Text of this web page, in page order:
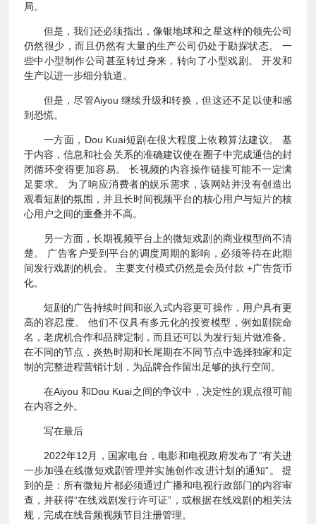
局。
但是，我们还必须指出，像银地球和之星这样的领先公司
仍然很少，而且仍然有大量的生产公司仍处于勘探状态。 一
些中小型制作公司甚至转过身来，转向了小型戏剧。 开发和
生产以进一步细分轨道。
但是，尽管Aiyou 继续升级和转换，但这还不足以使和感
到恐慌。
一方面，Dou Kuai短剧在很大程度上依赖算法建议。 基
于内容，信息和社会关系的准确建议使在圈子中完成通信的封
闭循环变得更加容易。 长视频的内容操作链接可能不一定满
足要求。 为了响应消费者的娱乐需求，该网站并没有创造出
观看短剧的氛围，并且长时间视频平台的核心用户与短片的核
心用户之间的重叠并不高。
另一方面，长期视频平台上的微短戏剧的商业模型尚不清
楚。 广告客户受到平台的调度周期的影响，必须等待在此期
间发行戏剧的机会。 主要支付模式仍然是会员付款 +广告货币
化。
短剧的广告持续时间和嵌入式内容更可操作，用户具有更
高的容忍度。 他们不仅具有多元化的投资模型，例如剧院命
名，老虎机合作和品牌定制，而且还可以为发行短片做准备。
在不同的节点，炎热时期和长尾期在不同节点中选择独家和定
制的完整进程营销计划，为品牌合作留出足够的执行空间。
在Aiyou 和Dou Kuai之间的争议中，决定性的观点很可能
在内容之外。
写在最后
2022年12月，国家电台，电影和电视政府发布了“有关进
一步加强在线微短戏剧管理并实施创作改进计划的通知”。 提
到的是：所有微短片都必须通过广播和电视行政部门的内容审
查，并获得“在线戏剧发行许可证”，或根据在线戏剧的相关法
规，完成在线音频视频节目注册管理。